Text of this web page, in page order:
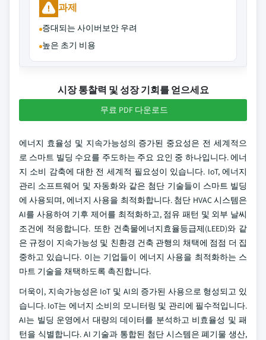
과제
증대되는 사이버보안 우려
높은 초기 비용
시장 통찰력 및 성장 기회를 얻으세요
무료 PDF 다운로드
에너지 효율성 및 지속가능성의 증가된 중요성은 전 세계적으
로 스마트 빌딩 수요를 주도하는 주요 요인 중 하나입니다. 에너
지 소비 감축에 대한 전 세계적 필요성이 있습니다. IoT, 에너지
관리 소프트웨어 및 자동화와 같은 첨단 기술들이 스마트 빌딩
에 사용되며, 에너지 사용을 최적화합니다. 첨단 HVAC 시스템은
AI를 사용하여 기후 제어를 최적화하고, 점유 패턴 및 외부 날씨
조건에 적응합니다. 또한 건축물에너지효율등급제(LEED)와 같
은 규정이 지속가능성 및 친환경 건축 관행의 채택에 점점 더 집
중하고 있습니다. 이는 기업들이 에너지 사용을 최적화하는 스
마트 기술을 채택하도록 촉진합니다.
더욱이, 지속가능성은 IoT 및 AI의 증가된 사용으로 형성되고 있
습니다. IoT는 에너지 소비의 모니터링 및 관리에 필수적입니다.
AI는 빌딩 운영에서 대량의 데이터를 분석하고 비효율성 및 패
턴을 식별합니다. AI 기술과 통합된 첨단 시스템은 폐기물 생산,